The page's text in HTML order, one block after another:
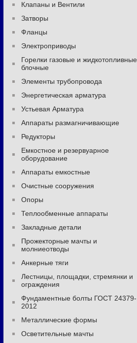
Клапаны и Вентили
Затворы
Фланцы
Электроприводы
Горелки газовые и жидкотопливные
блочные
Элементы трубопровода
Энергетическая арматура
Устьевая Арматура
Аппараты размагничивающие
Редукторы
Емкостное и резервуарное
оборудование
Аппараты емкостные
Очистные сооружения
Опоры
Теплообменные аппараты
Закладные детали
Прожекторные мачты и
молниеотводы
Анкерные тяги
Лестницы, площадки, стремянки и
ограждения
Фундаментные болты ГОСТ 24379-
2012
Металлические формы
Осветительные мачты